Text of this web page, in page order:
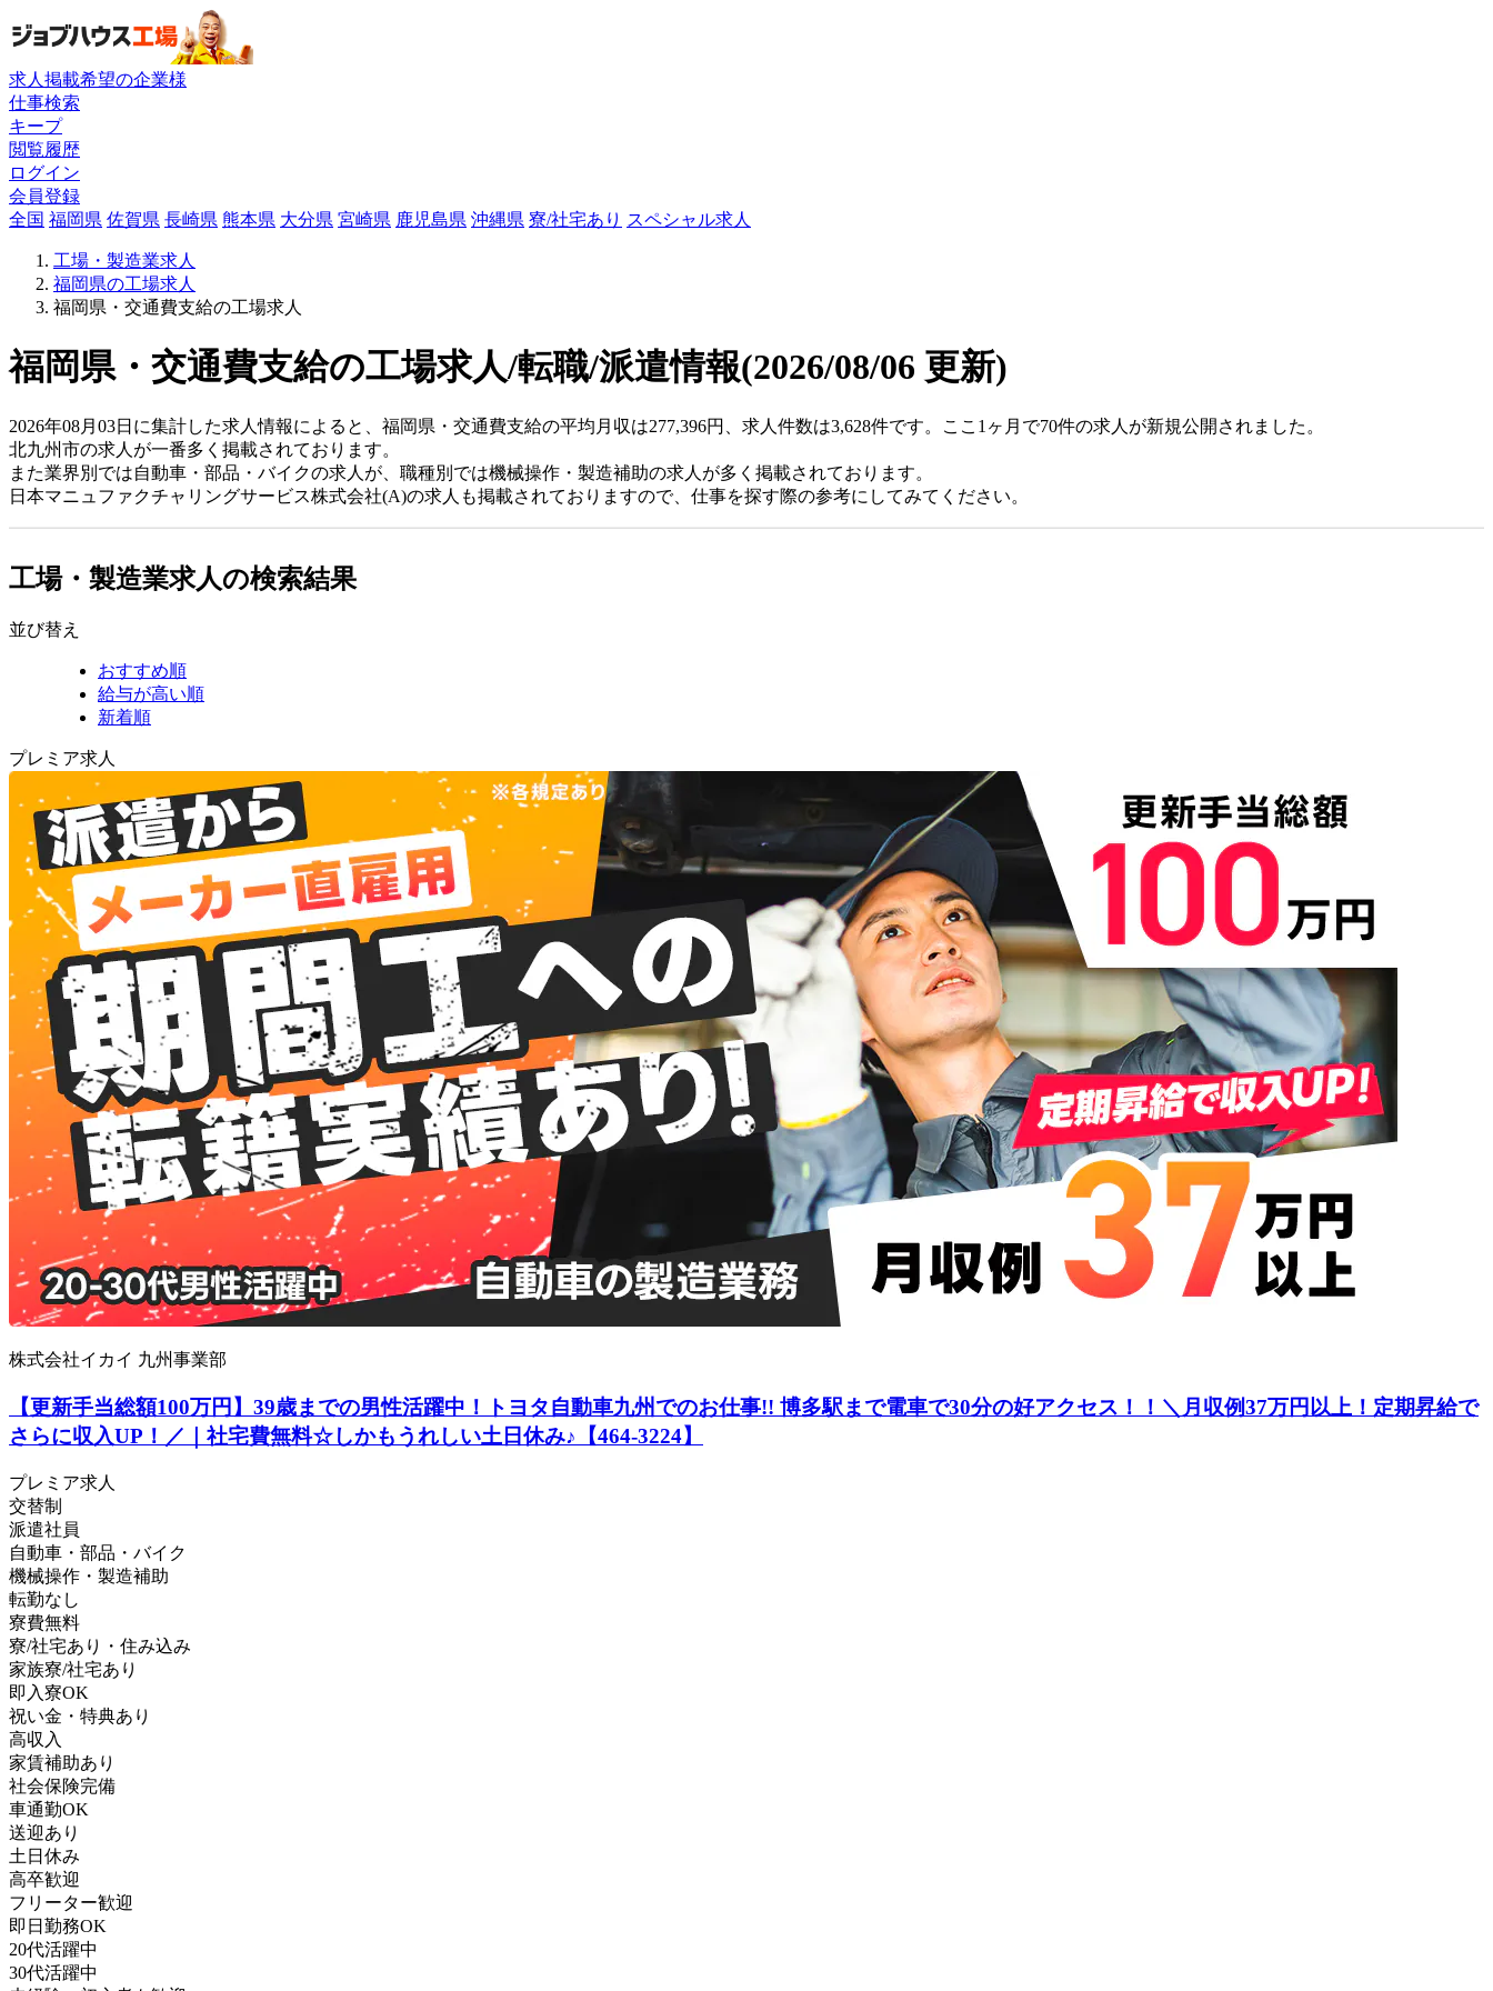
求人掲載希望の企業様
仕事検索
キープ
閲覧履歴
ログイン
会員登録
全国 福岡県 佐賀県 長崎県 熊本県 大分県 宮崎県 鹿児島県 沖縄県 寮/社宅あり スペシャル求人
工場・製造業求人
福岡県の工場求人
福岡県・交通費支給の工場求人
福岡県・交通費支給の工場求人/転職/派遣情報(2026/08/06 更新)
2026年08月03日に集計した求人情報によると、福岡県・交通費支給の平均月収は277,396円、求人件数は3,628件です。ここ1ヶ月で70件の求人が新規公開されました。
北九州市の求人が一番多く掲載されております。
また業界別では自動車・部品・バイクの求人が、職種別では機械操作・製造補助の求人が多く掲載されております。
日本マニュファクチャリングサービス株式会社(A)の求人も掲載されておりますので、仕事を探す際の参考にしてみてください。
工場・製造業求人の検索結果
並び替え
おすすめ順
給与が高い順
新着順
プレミア求人
株式会社イカイ 九州事業部
【更新手当総額100万円】39歳までの男性活躍中！トヨタ自動車九州でのお仕事!! 博多駅まで電車で30分の好アクセス！！＼月収例37万円以上！定期昇給で
さらに収入UP！／｜社宅費無料☆しかもうれしい土日休み♪【464-3224】
プレミア求人
交替制
派遣社員
自動車・部品・バイク
機械操作・製造補助
転勤なし
寮費無料
寮/社宅あり・住み込み
家族寮/社宅あり
即入寮OK
祝い金・特典あり
高収入
家賃補助あり
社会保険完備
車通勤OK
送迎あり
土日休み
高卒歓迎
フリーター歓迎
即日勤務OK
20代活躍中
30代活躍中